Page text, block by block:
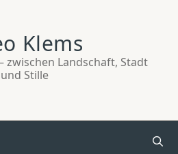
Klems
zwischen Landschaft, Stadt
und Stille